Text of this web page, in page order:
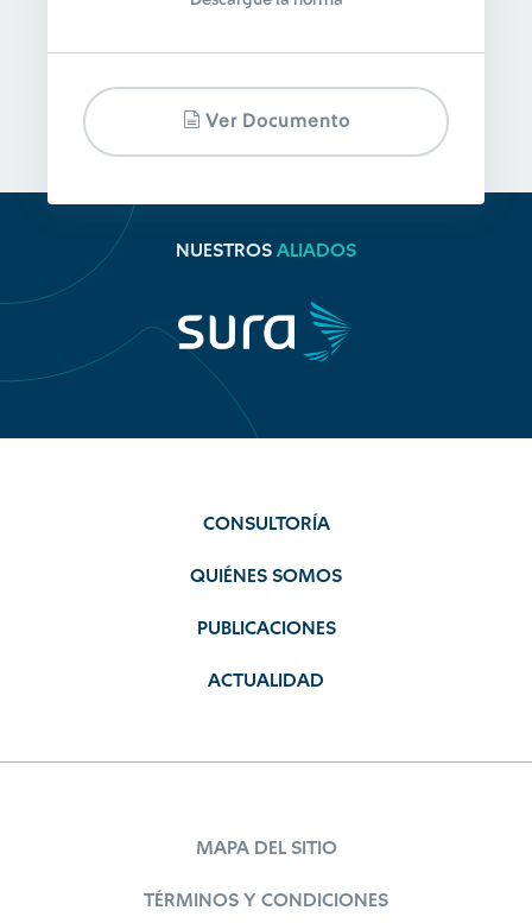
Ver Documento
NUESTROS ALIADOS
CONSULTORÍA
QUIÉNES SOMOS
PUBLICACIONES
ACTUALIDAD
MAPA DEL SITIO
TÉRMINOS Y CONDICIONES